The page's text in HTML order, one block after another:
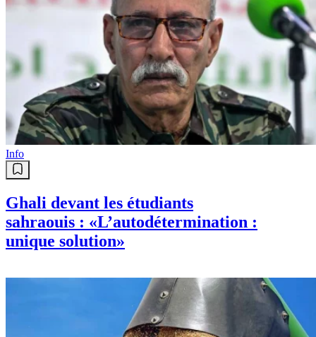
Info
Ghali devant les étudiants
sahraouis : «L’autodétermination :
unique solution»